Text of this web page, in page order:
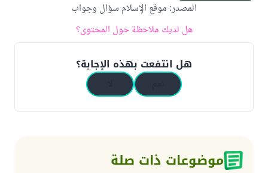
المصدر: موقع الإسلام سؤال وجواب
هل لديك ملاحظة حول المحتوى؟
هل انتفعت بهذه الإجابة؟
موضوعات ذات صلة